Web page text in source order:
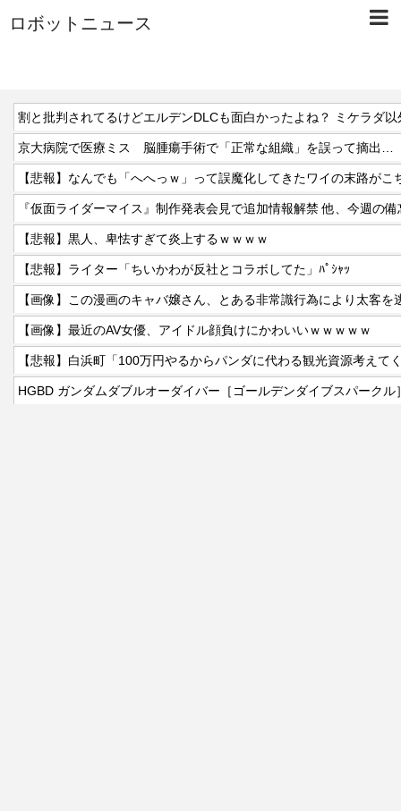
ロボットニュース
割と批判されてるけどエルデンDLCも面白かったよね？ ミケラダ以
京大病院で医療ミス 脳腫瘍手術で「正常な組織」を誤って摘出…
【悲報】なんでも「へへっｗ」って誤魔化してきたワイの末路が
【悲報】黒人、卑怯すぎて炎上するｗｗｗｗ
【悲報】ライター「ちいかわが反社とコラボしてた」ﾊﾟｼｬｯ
【画像】この漫画のキャバ嬢さん、とある非常識行為により太客を
【画像】最近のAV女優、アイドル顔負けにかわいいｗｗｗｗｗ
【悲報】白浜町「100万円やるからパンダに代わる観光資源考えて
HGBD ガンダムダブルオーダイバー［ゴールデンダイブスパーク